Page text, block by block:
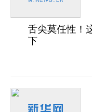
舌尖莫任性！
下